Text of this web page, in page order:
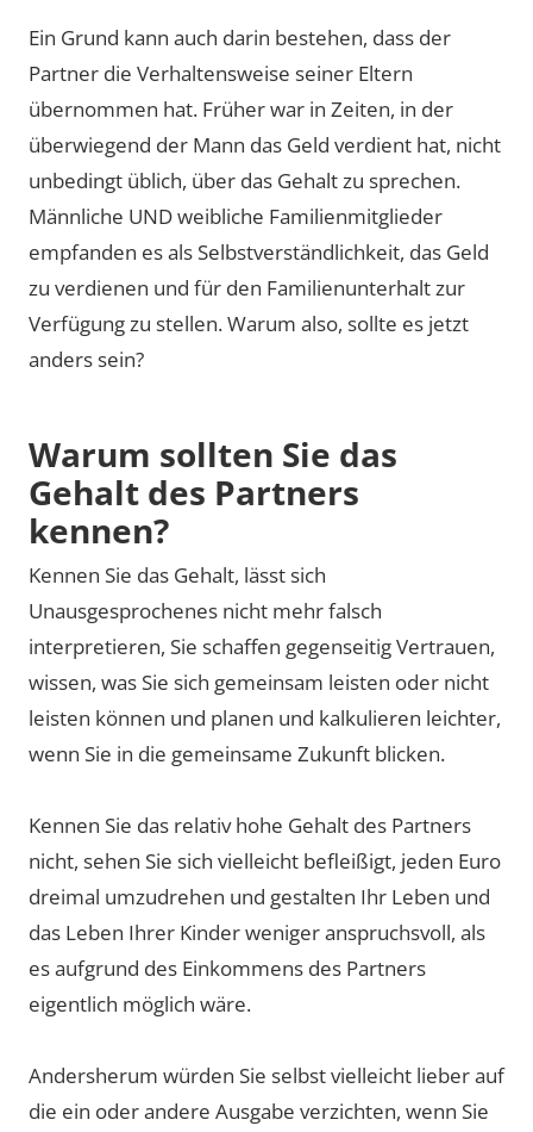
Ein Grund kann auch darin bestehen, dass der
Partner die Verhaltensweise seiner Eltern
übernommen hat. Früher war in Zeiten, in der
überwiegend der Mann das Geld verdient hat, nicht
unbedingt üblich, über das Gehalt zu sprechen.
Männliche UND weibliche Familienmitglieder
empfanden es als Selbstverständlichkeit, das Geld
zu verdienen und für den Familienunterhalt zur
Verfügung zu stellen. Warum also, sollte es jetzt
anders sein?
Warum sollten Sie das
Gehalt des Partners
kennen?
Kennen Sie das Gehalt, lässt sich
Unausgesprochenes nicht mehr falsch
interpretieren, Sie schaffen gegenseitig Vertrauen,
wissen, was Sie sich gemeinsam leisten oder nicht
leisten können und planen und kalkulieren leichter,
wenn Sie in die gemeinsame Zukunft blicken.
Kennen Sie das relativ hohe Gehalt des Partners
nicht, sehen Sie sich vielleicht befleißigt, jeden Euro
dreimal umzudrehen und gestalten Ihr Leben und
das Leben Ihrer Kinder weniger anspruchsvoll, als
es aufgrund des Einkommens des Partners
eigentlich möglich wäre.
Andersherum würden Sie selbst vielleicht lieber auf
die ein oder andere Ausgabe verzichten, wenn Sie